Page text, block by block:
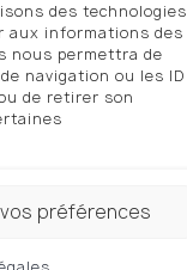
des technologies
aux informations des
nous permettra de
navigation ou les ID
de retirer son
préférences